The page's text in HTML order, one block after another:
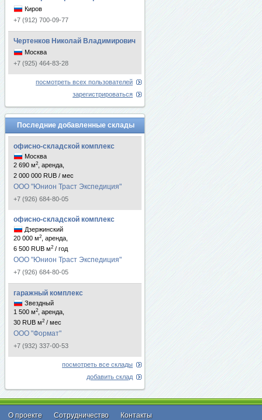
Киров
+7 (912) 700-09-77
Чертенков Николай Владимирович
Москва
+7 (925) 464-83-28
посмотреть всех пользователей
зарегистрироваться
Последние добавленные склады
офисно-складской комплекс
Москва
2 690 м2
, аренда,
2 000 000 RUB / мес
ООО "Юнион Траст Экспедиция"
+7 (926) 684-80-05
офисно-складской комплекс
Дзержинский
20 000 м2
, аренда,
6 500 RUB м2 / год
ООО "Юнион Траст Экспедиция"
+7 (926) 684-80-05
гаражный комплекс
Звездный
1 500 м2
, аренда,
30 RUB м2 / мес
ООО "Формат"
+7 (932) 337-00-53
посмотреть все склады
добавить склад
О проекте Cотрудничество Контакты